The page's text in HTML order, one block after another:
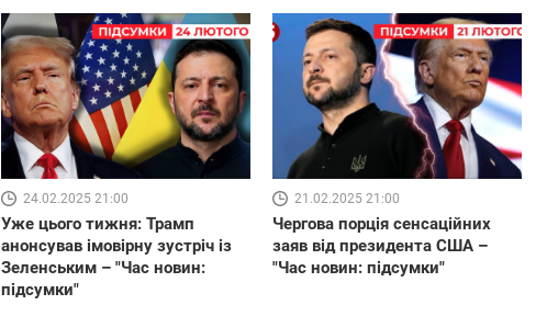
24.02.2025 21:00
Уже цього тижня: Трамп
анонсував імовірну зустріч із
Зеленським – "Час новин:
підсумки"
21.02.2025 21:00
Чергова порція сенсаційних
заяв від президента США –
"Час новин: підсумки"